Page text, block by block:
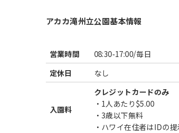
アカカ滝州立公園基本情報
営業時間
08:30-17:00/毎日
定休日
なし
入園料
クレジットカードのみ
・1人あたり$5.00
・3歳以下無料
・ハワイ在住者はIDの